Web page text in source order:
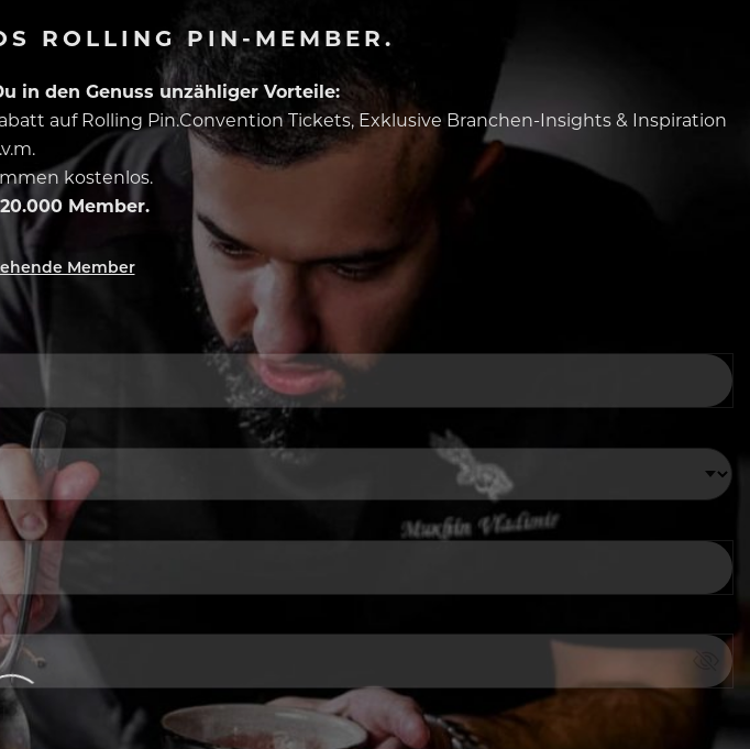
ROLLING PIN-MEMBER.
in den Genuss unzähliger Vorteile:
auf Rolling Pin.Convention Tickets, Exklusive Branchen-Insights & Inspiration
kostenlos.
Member.
Member